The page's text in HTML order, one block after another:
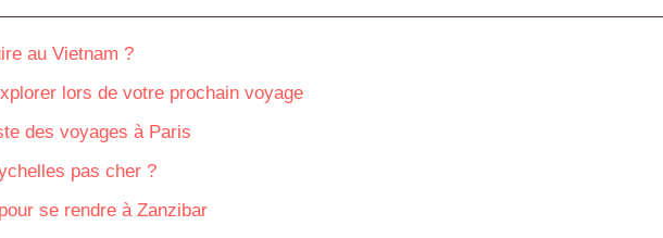
au Vietnam ?
lors de votre prochain voyage
des voyages à Paris
pas cher ?
se rendre à Zanzibar